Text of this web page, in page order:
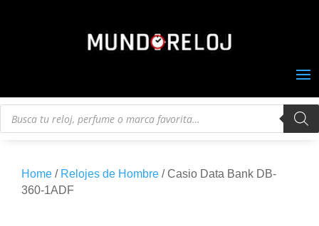
Búsqueda
Home / Relojes de Hombre / Casio Data Bank DB-
360-1ADF